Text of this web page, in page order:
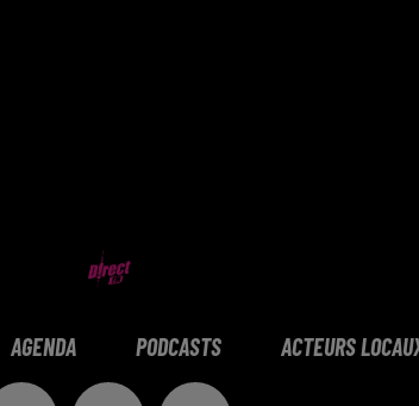
AGENDA PODCASTS ACTEURS